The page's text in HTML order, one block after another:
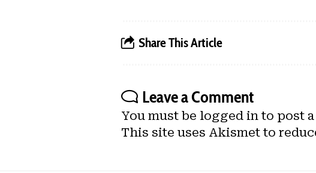
Share This Article
Leave a Comment
You must be logged in to post
This site uses Akismet to